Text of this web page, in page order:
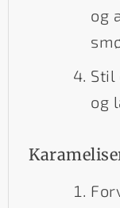
og
Stil
og